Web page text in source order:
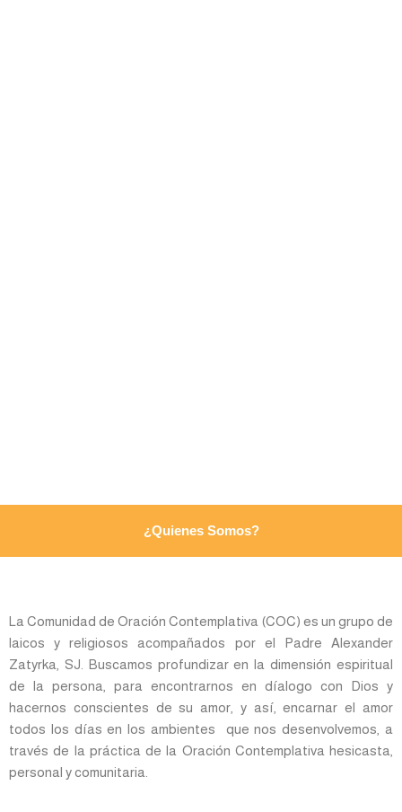
¿Quienes Somos?
La Comunidad de Oración Contemplativa (COC) es un grupo de
laicos y religiosos acompañados por el Padre Alexander
Zatyrka, SJ. Buscamos profundizar en la dimensión espiritual
de la persona, para encontrarnos en díalogo con Dios y
hacernos conscientes de su amor, y así, encarnar el amor
todos los días en los ambientes que nos desenvolvemos, a
través de la práctica de la Oración Contemplativa hesicasta,
personal y comunitaria.